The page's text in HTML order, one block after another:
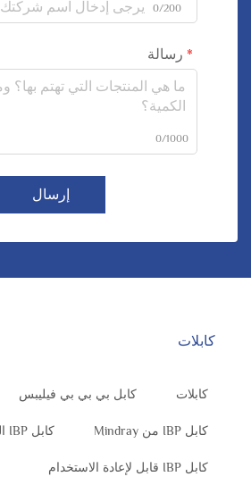
0/200
رسالة
0/1000
إرسال
كابلات
كابلات كابل بي بي بي فيليبس
كابل IBP من Mindray كابل IBP الطبي
كابل IBP قابل لإعادة الاستخدام